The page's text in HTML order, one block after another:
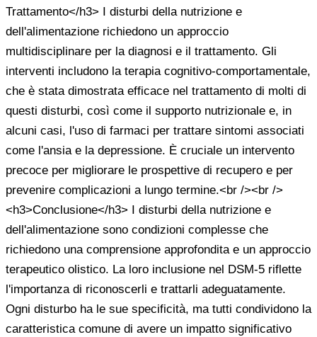
Trattamento</h3> I disturbi della nutrizione e
dell'alimentazione richiedono un approccio
multidisciplinare per la diagnosi e il trattamento. Gli
interventi includono la terapia cognitivo-comportamentale,
che è stata dimostrata efficace nel trattamento di molti di
questi disturbi, così come il supporto nutrizionale e, in
alcuni casi, l'uso di farmaci per trattare sintomi associati
come l'ansia e la depressione. È cruciale un intervento
precoce per migliorare le prospettive di recupero e per
prevenire complicazioni a lungo termine.<br /><br />
<h3>Conclusione</h3> I disturbi della nutrizione e
dell'alimentazione sono condizioni complesse che
richiedono una comprensione approfondita e un approccio
terapeutico olistico. La loro inclusione nel DSM-5 riflette
l'importanza di riconoscerli e trattarli adeguatamente.
Ogni disturbo ha le sue specificità, ma tutti condividono la
caratteristica comune di avere un impatto significativo